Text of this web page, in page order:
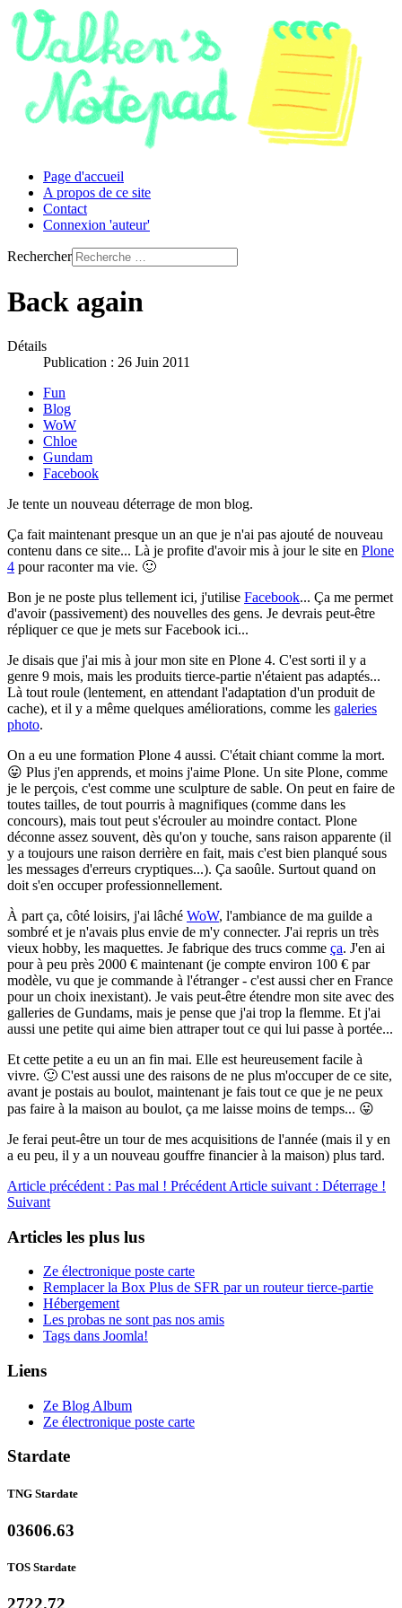
Page d'accueil
A propos de ce site
Contact
Connexion 'auteur'
Rechercher
Back again
Détails
Publication : 26 Juin 2011
Fun
Blog
WoW
Chloe
Gundam
Facebook
Je tente un nouveau déterrage de mon blog.
Ça fait maintenant presque un an que je n'ai pas ajouté de nouveau
contenu dans ce site... Là je profite d'avoir mis à jour le site en Plone
4 pour raconter ma vie. 🙂
Bon je ne poste plus tellement ici, j'utilise Facebook... Ça me permet
d'avoir (passivement) des nouvelles des gens. Je devrais peut-être
répliquer ce que je mets sur Facebook ici...
Je disais que j'ai mis à jour mon site en Plone 4. C'est sorti il y a
genre 9 mois, mais les produits tierce-partie n'étaient pas adaptés...
Là tout roule (lentement, en attendant l'adaptation d'un produit de
cache), et il y a même quelques améliorations, comme les galeries
photo.
On a eu une formation Plone 4 aussi. C'était chiant comme la mort.
😛 Plus j'en apprends, et moins j'aime Plone. Un site Plone, comme
je le perçois, c'est comme une sculpture de sable. On peut en faire de
toutes tailles, de tout pourris à magnifiques (comme dans les
concours), mais tout peut s'écrouler au moindre contact. Plone
déconne assez souvent, dès qu'on y touche, sans raison apparente (il
y a toujours une raison derrière en fait, mais c'est bien planqué sous
les messages d'erreurs cryptiques...). Ça saoûle. Surtout quand on
doit s'en occuper professionnellement.
À part ça, côté loisirs, j'ai lâché WoW, l'ambiance de ma guilde a
sombré et je n'avais plus envie de m'y connecter. J'ai repris un très
vieux hobby, les maquettes. Je fabrique des trucs comme ça. J'en ai
pour à peu près 2000 € maintenant (je compte environ 100 € par
modèle, vu que je commande à l'étranger - c'est aussi cher en France
pour un choix inexistant). Je vais peut-être étendre mon site avec des
galleries de Gundams, mais je pense que j'ai trop la flemme. Et j'ai
aussi une petite qui aime bien attraper tout ce qui lui passe à portée...
Et cette petite a eu un an fin mai. Elle est heureusement facile à
vivre. 🙂 C'est aussi une des raisons de ne plus m'occuper de ce site,
avant je postais au boulot, maintenant je fais tout ce que je ne peux
pas faire à la maison au boulot, ça me laisse moins de temps... 😛
Je ferai peut-être un tour de mes acquisitions de l'année (mais il y en
a eu peu, il y a un nouveau gouffre financier à la maison) plus tard.
Article précédent : Pas mal ! Précédent Article suivant : Déterrage !
Suivant
Articles les plus lus
Ze électronique poste carte
Remplacer la Box Plus de SFR par un routeur tierce-partie
Hébergement
Les probas ne sont pas nos amis
Tags dans Joomla!
Liens
Ze Blog Album
Ze électronique poste carte
Stardate
TNG Stardate
03606.63
TOS Stardate
2722.72